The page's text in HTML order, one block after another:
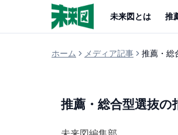
未来図とは 推
ホーム メディア記事 推薦・総
推薦・総合型選抜